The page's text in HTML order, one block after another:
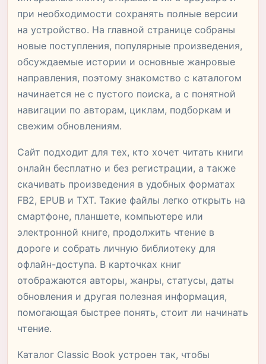
при необходимости сохранять полные версии
на устройство. На главной странице собраны
новые поступления, популярные произведения,
обсуждаемые истории и основные жанровые
направления, поэтому знакомство с каталогом
начинается не с пустого поиска, а с понятной
навигации по авторам, циклам, подборкам и
свежим обновлениям.
Сайт подходит для тех, кто хочет читать книги
онлайн бесплатно и без регистрации, а также
скачивать произведения в удобных форматах
FB2, EPUB и TXT. Такие файлы легко открыть на
смартфоне, планшете, компьютере или
электронной книге, продолжить чтение в
дороге и собрать личную библиотеку для
офлайн-доступа. В карточках книг
отображаются авторы, жанры, статусы, даты
обновления и другая полезная информация,
помогающая быстрее понять, стоит ли начинать
чтение.
Каталог Classic Book устроен так, чтобы